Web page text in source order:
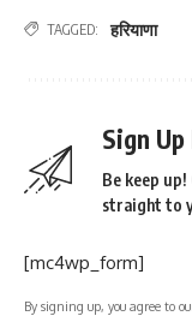
TAGGED: हरियाणा
Sign
Be keep
straight to
[mc4wp_form]
By signing up, you agree to